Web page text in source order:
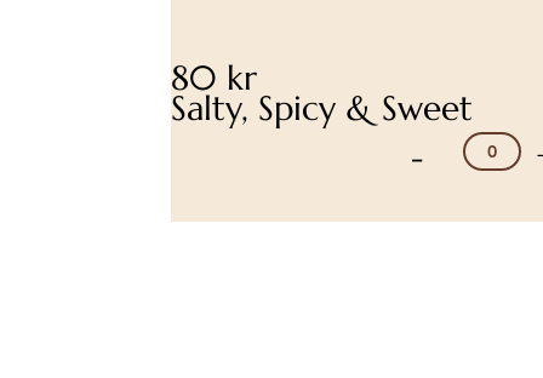
80 kr
Salty, Spicy & Sweet
-